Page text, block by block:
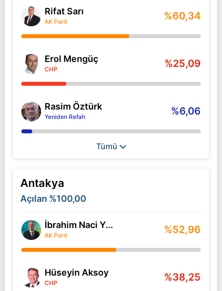
Rifat Sarı
AK Parti %60,34
Erol Mengüç
CHP %25,09
Rasim Öztürk
Yeniden Refah %6,06
Tümü
Antakya
Açılan %100,00
İbrahim Naci Y...
AK Parti %52,96
Hüseyin Aksoy
CHP %38,25